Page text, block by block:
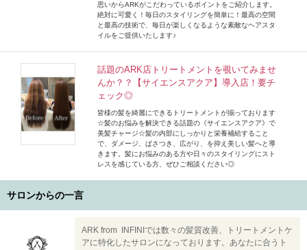
思いからARKがこだわっているポイントをご紹介します。
絶対に可愛く！毎日のスタイリングを簡単に！最高の空間
と最高の技術で、毎日が楽しくなるような素敵なヘアスタ
イルをご提供いたします♪
話題のARK店トリートメントを覗いてみませ
んか？？【サイエンスアクア】導入店！要チ
ェック◎
皆様の髪を綺麗にできるトリートメントが揃っております
☆髪のお悩みを解決できる話題の《サイエンスアクア》で
美髪チャージ☆髪の内部にしっかりと栄養補給すること
で、ダメージ、ぱさつき、広がり、を抑え美しい髪へと導
きます。髪にお悩みのある方や日々のスタイリングにスト
レスを感じている方、ぜひご相談ください◎
サロンからの一言
ARK from INFINIでは数々の髪質改善、トリートメントケ
アに特化したサロンになっております。あなたに合うト